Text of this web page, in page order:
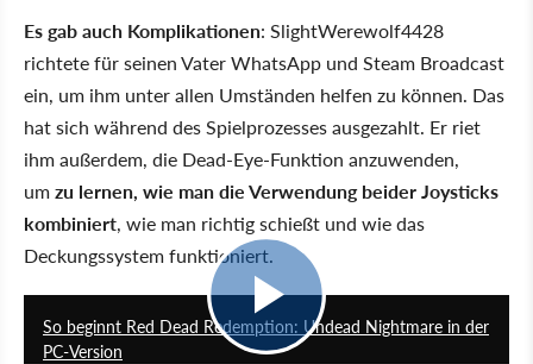
Es gab auch Komplikationen: SlightWerewolf4428
richtete für seinen Vater WhatsApp und Steam Broadcast
ein, um ihm unter allen Umständen helfen zu können. Das
hat sich während des Spielprozesses ausgezahlt. Er riet
ihm außerdem, die Dead-Eye-Funktion anzuwenden,
umzu lernen, wie man die Verwendung beider Joysticks
kombiniert, wie man richtig schießt und wie das
Deckungssystem funktioniert.
So beginnt Red Dead Redemption: Undead Nightmare in der
PC-Version